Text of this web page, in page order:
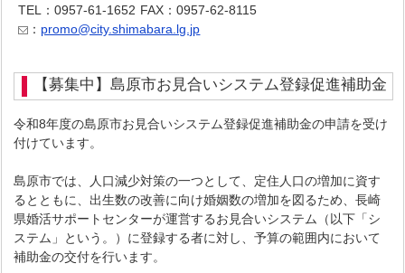
TEL：0957-61-1652 FAX：0957-62-8115
： promo@city.shimabara.lg.jp
【募集中】島原市お見合いシステム登録促進補助金
令和8年度の島原市お見合いシステム登録促進補助金の申請を受け
付けています。
島原市では、人口減少対策の一つとして、定住人口の増加に資す
るとともに、出生数の改善に向け婚姻数の増加を図るため、長崎
県婚活サポートセンターが運営するお見合いシステム（以下「シ
ステム」という。）に登録する者に対し、予算の範囲内において
補助金の交付を行います。